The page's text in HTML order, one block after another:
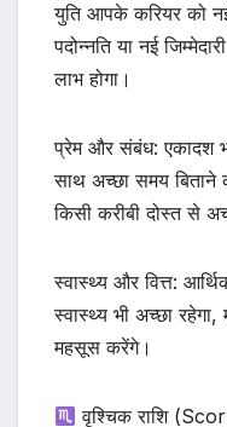
युति आपके करियर को
पदोन्नति या नई
लाभ होगा।
प्रेम और संबंध: एकादश
साथ अच्छा समय
किसी करीबी दोस्त से
स्वास्थ्य और वित्त:
स्वास्थ्य भी अच्छा
महसूस करेंगे।
वृश्चिक राशि